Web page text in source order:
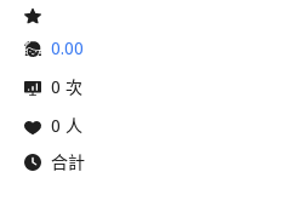
0.00
0 次
0 人
合計